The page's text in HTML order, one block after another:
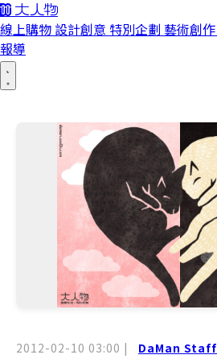
線上購物 設計創意 特別企劃 藝術創作
報導
2012-02-10 03:00 | DaMan Staff